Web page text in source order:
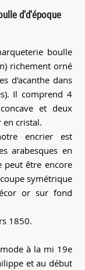
d'd'époque
boulle
richement orné
d'acanthe dans
Il comprend 4
et deux
en cristal.
encrier est
arabesques en
peut être encore
symétrique
or sur fond
1850.
à la mi 19e
et au début